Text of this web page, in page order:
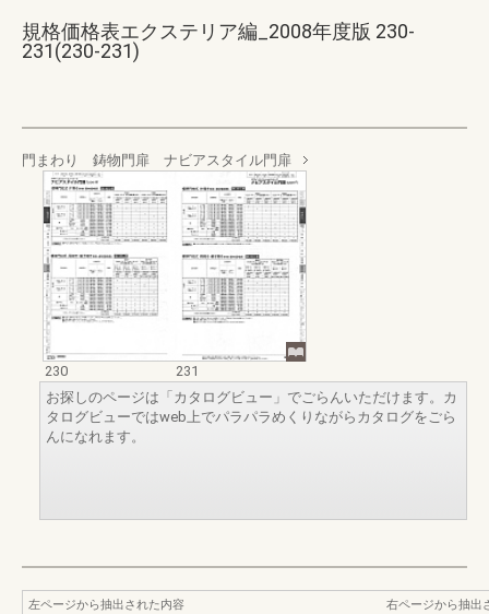
規格価格表エクステリア編_2008年度版 230-
231(230-231)
門まわり 鋳物門扉 ナビアスタイル門扉
230
231
お探しのページは「カタログビュー」でごらんいただけます。カ
タログビューではweb上でパラパラめくりながらカタログをごら
んになれます。
左ページから抽出された内容
右ページから抽出